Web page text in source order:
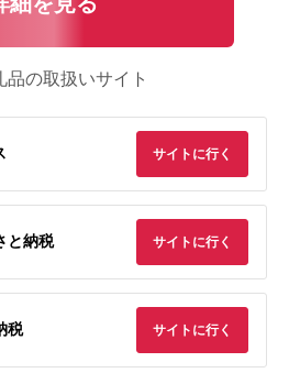
品の取扱いサイト
サイトに行く
と納税 サイトに行く
税 サイトに行く